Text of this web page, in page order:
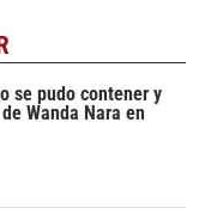
se pudo contener y
Wanda Nara en